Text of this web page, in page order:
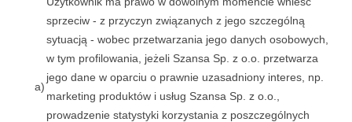
a)
sprzeciw - z przyczyn związanych z jego szczególną
sytuacją - wobec przetwarzania jego danych osobowych,
w tym profilowania, jeżeli Szansa Sp. z o.o. przetwarza
jego dane w oparciu o prawnie uzasadniony interes, np.
marketing produktów i usług Szansa Sp. z o.o.,
prowadzenie statystyki korzystania z poszczególnych